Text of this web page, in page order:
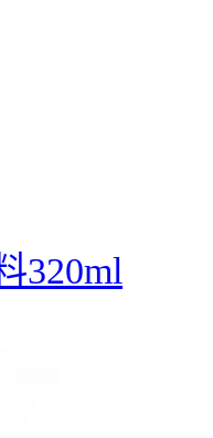
320ml